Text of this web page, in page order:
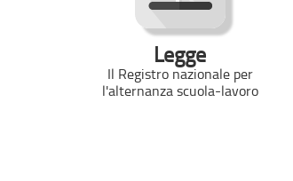
Legge
Il Registro nazionale per
l'alternanza scuola-lavoro